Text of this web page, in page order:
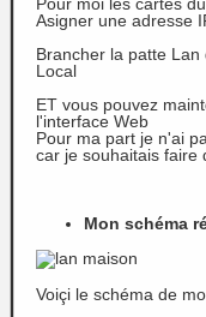
Asigner une adresse
Brancher la patte
Local
ET vous pouvez
l'interface Web
Pour ma part je n'ai
car je souhaitais faire
Mon schéma
Voiçi le schéma de